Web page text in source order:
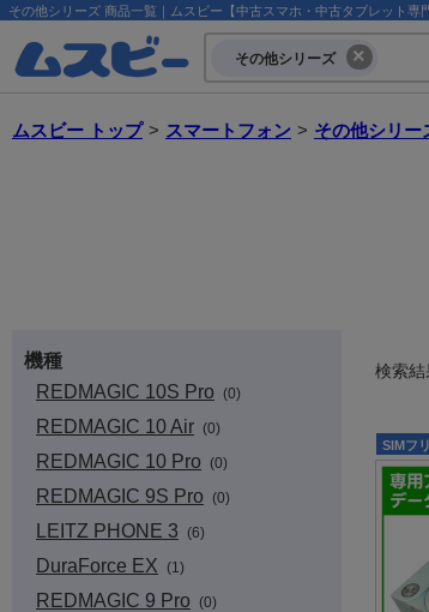
その他シリーズ 商品一覧｜ムスビー【中古スマホ・中古タブレット専
その他シリーズ
ムスビー トップ > スマートフォン > その他シリー
機種
REDMAGIC 10S Pro (0)
REDMAGIC 10 Air (0)
REDMAGIC 10 Pro (0)
REDMAGIC 9S Pro (0)
LEITZ PHONE 3 (6)
DuraForce EX (1)
REDMAGIC 9 Pro (0)
検索結
SIMフ